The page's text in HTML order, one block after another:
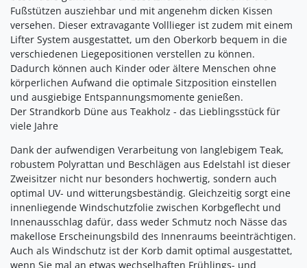
Fußstützen ausziehbar und mit angenehm dicken Kissen
versehen. Dieser extravagante Volllieger ist zudem mit einem
Lifter System ausgestattet, um den Oberkorb bequem in die
verschiedenen Liegepositionen verstellen zu können.
Dadurch können auch Kinder oder ältere Menschen ohne
körperlichen Aufwand die optimale Sitzposition einstellen
und ausgiebige Entspannungsmomente genießen.
Der Strandkorb Düne aus Teakholz - das Lieblingsstück für
viele Jahre
Dank der aufwendigen Verarbeitung von langlebigem Teak,
robustem Polyrattan und Beschlägen aus Edelstahl ist dieser
Zweisitzer nicht nur besonders hochwertig, sondern auch
optimal UV- und witterungsbeständig. Gleichzeitig sorgt eine
innenliegende Windschutzfolie zwischen Korbgeflecht und
Innenausschlag dafür, dass weder Schmutz noch Nässe das
makellose Erscheinungsbild des Innenraums beeinträchtigen.
Auch als Windschutz ist der Korb damit optimal ausgestattet,
wenn Sie mal an etwas wechselhaften Frühlings- und